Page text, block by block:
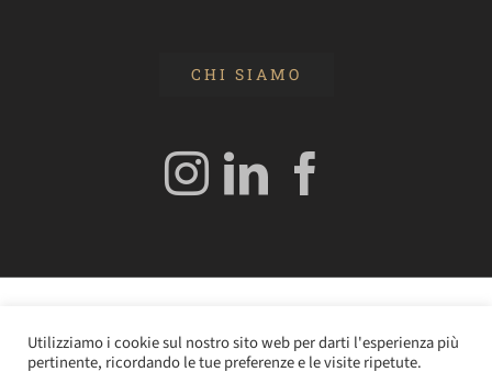
CHI SIAMO
Angelo Frigerio -Cookie Policy–Privacy Policy- P.IVA
Utilizziamo i cookie sul nostro sito web per darti l'esperienza più
pertinente, ricordando le tue preferenze e le visite ripetute.